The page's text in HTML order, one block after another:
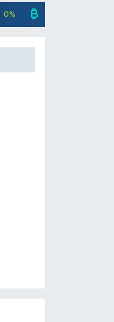
0%